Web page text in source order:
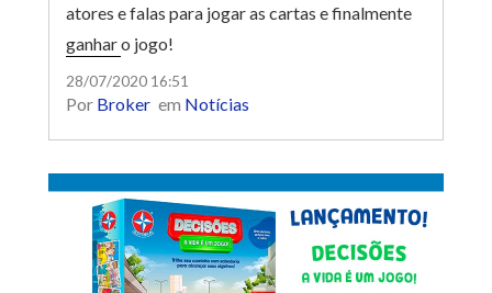
atores e falas para jogar as cartas e finalmente
ganhar o jogo!
28/07/2020 16:51
Por Broker em Notícias